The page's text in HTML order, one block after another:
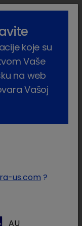
search menu
koje su
Vaše
na web
Vašoj
us.com ?
AU